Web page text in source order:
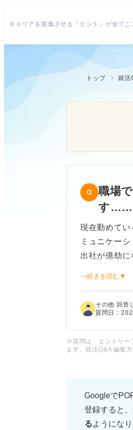
キャリアを前進させる「ヒント」が全てこ
トップ 就活
職場
す……
現在勤めて
ミュニケー
出社が億劫
⋯続きを読む▼
その他 回答
質問日：
※質問は、エントリー
ます。就活Q&A 編集
Googleで
登録すると、
るようにな